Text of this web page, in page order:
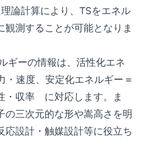
論計算により、TSをエネル
観測することが可能となりま
ギーの情報は、活性化エネ
・速度、安定化エネルギー =
・収率 に対応します。ま
の三次元的な形や嵩高さを明
応設計・触媒設計等に役立ち